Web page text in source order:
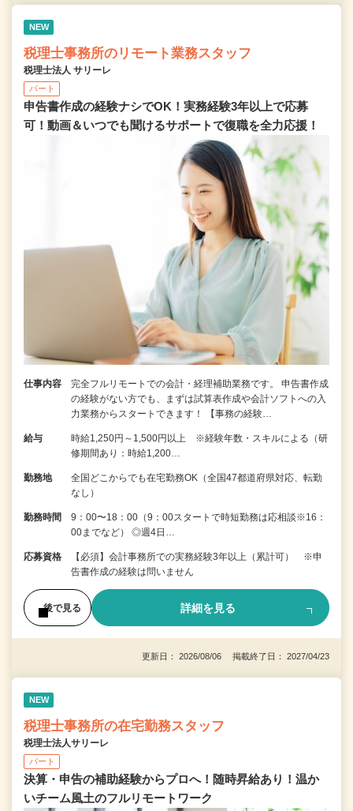
NEW
税理士事務所のリモート業務スタッフ
税理士法人 サリーレ
パート
申告書作成の経験ナシでOK！実務経験3年以上で応募
可！動画＆いつでも聞けるサポートで復職を全⼒応援！
仕事内容
完全フルリモートでの会計・経理補助業務です。 申告書作成
の経験がない⽅でも、まずは試算表作成や会計ソフトへの⼊
⼒業務からスタートできます！ 【事務の経験…
給与
時給1,250円～1,500円以上 ※経験年数・スキルによる（研
修期間あり：時給1,200…
勤務地
全国どこからでも在宅勤務OK（全国47都道府県対応、転勤
なし）
勤務時間
9：00〜18：00（9：00スタートで時短勤務は応相談※16：
00までなど） ◎週4日…
応募資格
【必須】会計事務所での実務経験3年以上（累計可） ※申
告書作成の経験は問いません
後で見る 詳細を見る
更新日： 2026/08/06 掲載終了日： 2027/04/23
NEW
税理士事務所の在宅勤務スタッフ
税理士法人サリーレ
パート
決算・申告の補助経験からプロへ！随時昇給あり！温か
いチーム⾵⼟のフルリモートワーク